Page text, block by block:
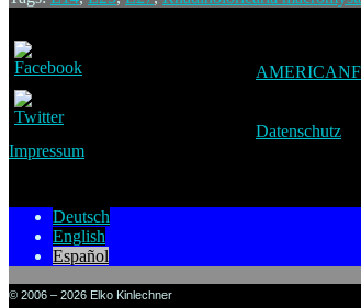
Datenschutz
Impressum
Deutsch
English
Español
© 2006 – 2026 Elko Kinlechner